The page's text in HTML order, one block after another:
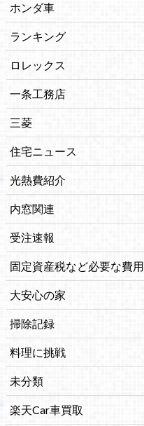
ホンダ車
ランキング
ロレックス
一条工務店
三菱
住宅ニュース
光熱費紹介
内窓関連
受注速報
固定資産税など必要な費用
大安心の家
掃除記録
料理に挑戦
未分類
楽天Car車買取